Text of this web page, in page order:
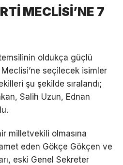
MECLİSİ’NE 7
oldukça güçlü
seçilecek isimler
şu şekilde sıralandı;
Salih Uzun, Ednan
milletvekili olmasına
eden Gökçe Gökçen ve
eski Genel Sekreter